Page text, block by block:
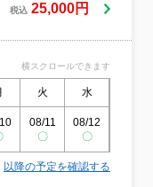
税込 25,000円
横スクロールできます
火 水
08/11
〇
08/12
〇
以降の予定を確認する